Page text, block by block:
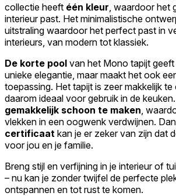
collectie heeft één kleur , waardoor het
interieur past. Het minimalistische
uitstraling waardoor het perfect past in
interieurs, van modern tot klassiek.
De korte pool van het Mono tapijt
unieke elegantie, maar maakt het ook
toepassing. Het tapijt is zeer makkelijk
daarom ideaal voor gebruik in de
gemakkelijk schoon te maken ,
vlekken in een oogwenk verdwijnen.
certificaat kan je er zeker van zijn dat
voor jou en je familie.
Breng stijl en verfijning in je interieur of
– nu kan je zonder twijfel de perfecte
ontspannen en tot rust te komen.
Accepteer alles